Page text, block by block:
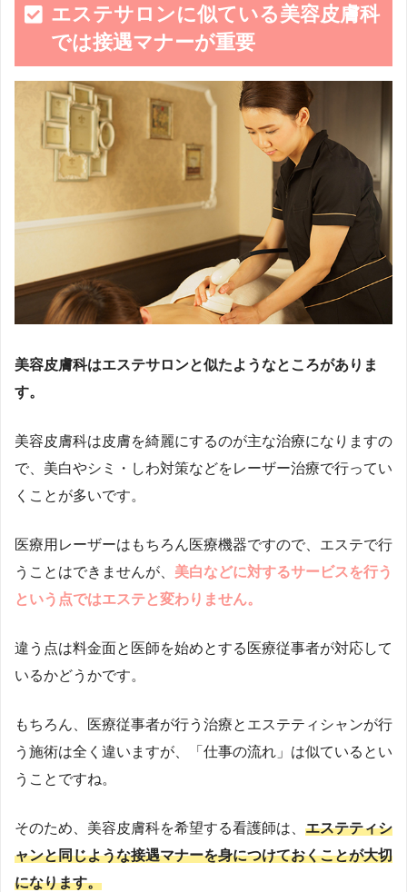
エステサロンに似ている美容皮膚科
では接遇マナーが重要
美容皮膚科はエステサロンと似たようなところがありま
す。
美容皮膚科は皮膚を綺麗にするのが主な治療になりますの
で、美白やシミ・しわ対策などをレーザー治療で行ってい
くことが多いです。
医療用レーザーはもちろん医療機器ですので、エステで行
うことはできませんが、 美白などに対するサービスを行う
という点ではエステと変わりません。
違う点は料金面と医師を始めとする医療従事者が対応して
いるかどうかです。
もちろん、医療従事者が行う治療とエステティシャンが行
う施術は全く違いますが、「仕事の流れ」は似ているとい
うことですね。
そのため、美容皮膚科を希望する看護師は、 エステティシ
ャンと同じような接遇マナーを身につけておくことが大切
になります。